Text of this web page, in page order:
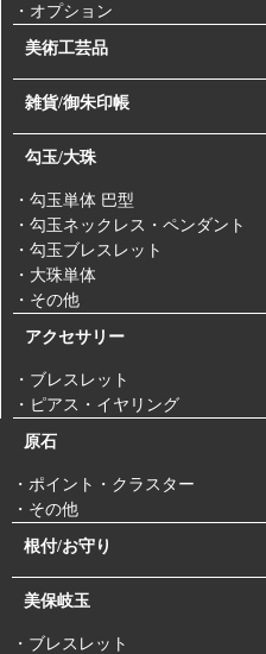
・オプション
美術工芸品
雑貨/御朱印帳
勾玉/大珠
・勾玉単体 巴型
・勾玉ネックレス・ペンダント
・勾玉ブレスレット
・大珠単体
・その他
アクセサリー
・ブレスレット
・ピアス・イヤリング
原石
・ポイント・クラスター
・その他
根付/お守り
美保岐玉
・ブレスレット